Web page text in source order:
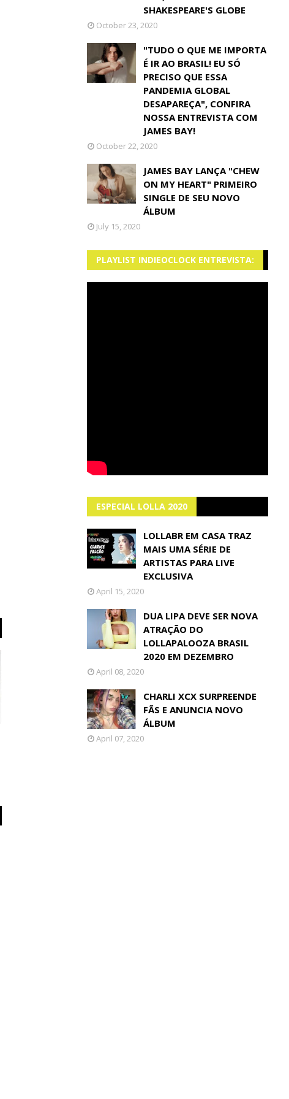
SHAKESPEARE'S GLOBE
October 23, 2020
"TUDO O QUE ME IMPORTA
É IR AO BRASIL! EU SÓ
PRECISO QUE ESSA
PANDEMIA GLOBAL
DESAPAREÇA", CONFIRA
NOSSA ENTREVISTA COM
JAMES BAY!
October 22, 2020
JAMES BAY LANÇA "CHEW
ON MY HEART" PRIMEIRO
SINGLE DE SEU NOVO
ÁLBUM
July 15, 2020
PLAYLIST INDIEOCLOCK ENTREVISTA:
ESPECIAL LOLLA 2020
LOLLABR EM CASA TRAZ
MAIS UMA SÉRIE DE
ARTISTAS PARA LIVE
EXCLUSIVA
April 15, 2020
DUA LIPA DEVE SER NOVA
ATRAÇÃO DO
LOLLAPALOOZA BRASIL
2020 EM DEZEMBRO
April 08, 2020
CHARLI XCX SURPREENDE
FÃS E ANUNCIA NOVO
ÁLBUM
April 07, 2020